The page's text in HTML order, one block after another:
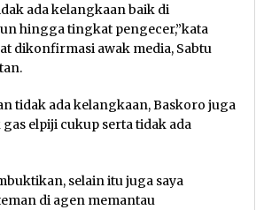
ada kelangkaan baik di
hingga tingkat pengecer,”kata
dikonfirmasi awak media, Sabtu
tidak ada kelangkaan, Baskoro juga
elpiji cukup serta tidak ada
selain itu juga saya
di agen memantau